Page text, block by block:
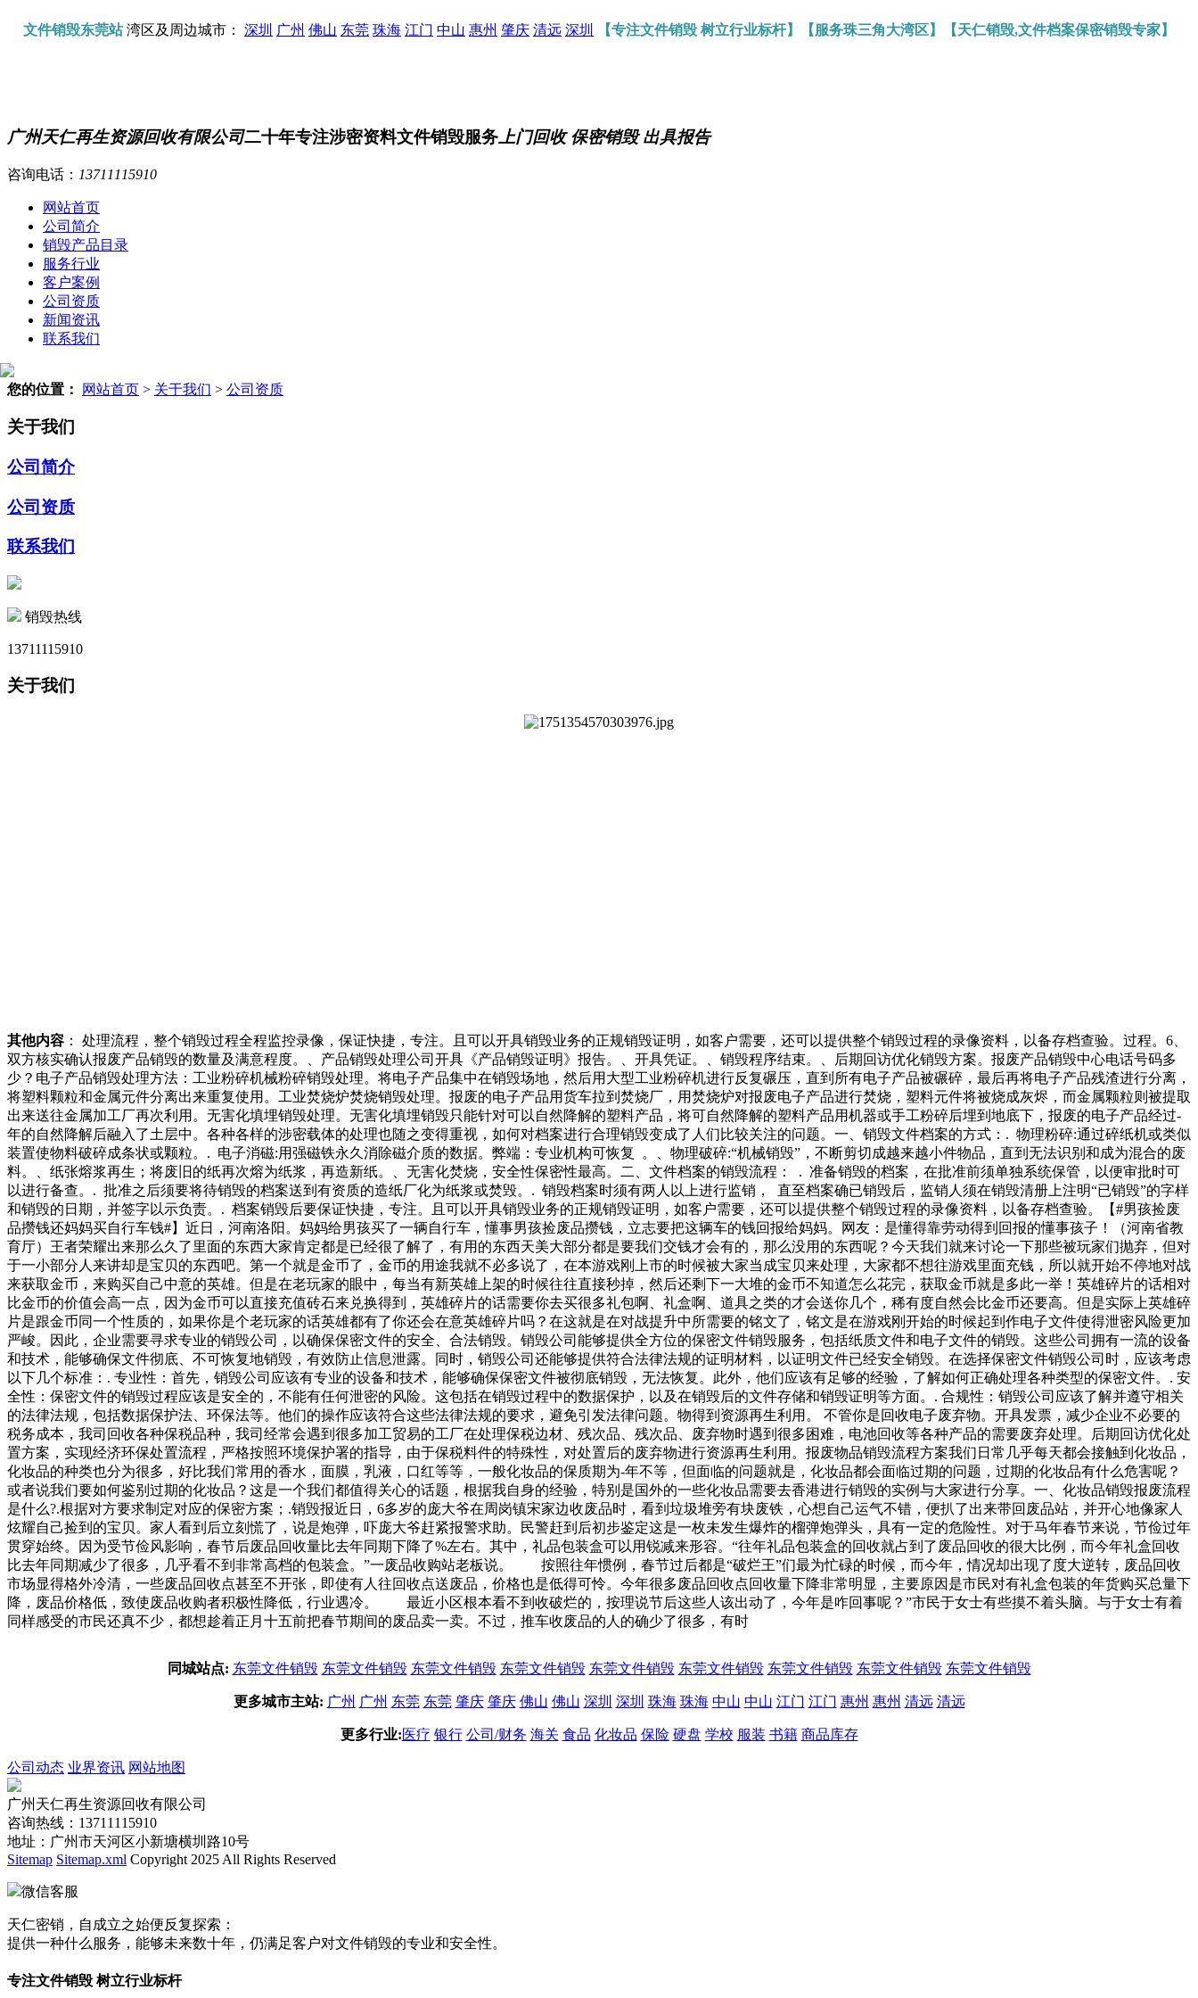
文件销毁东莞站湾区及周边城市： 深圳 广州 佛山 东莞 珠海 江门 中山 惠州 肇庆 清远 深圳 【专注文件销毁 树立行业标杆】【服务珠三角大湾区】【天仁销毁,文件档案保密销毁专家】
广州天仁再生资源回收有限公司二十年专注涉密资料文件销毁服务 上门回收 保密销毁 出具报告
咨询电话： 13711115910
网站首页
公司简介
销毁产品目录
服务行业
客户案例
公司资质
新闻资讯
联系我们
您的位置： 网站首页 > 关于我们 > 公司资质
关于我们
公司简介
公司资质
联系我们
销毁热线
13711115910
关于我们
其他内容 ： 处理流程，整个销毁过程全程监控录像，保证快捷，专注。且可以开具销毁业务的正规销毁证明，如客户需要，还可以提供整个销毁过程的录像资料，以备存档查验。过程。6、
双方核实确认报废产品销毁的数量及满意程度。、产品销毁处理公司开具《产品销毁证明》报告。、开具凭证。、销毁程序结束。、后期回访优化销毁方案。报废产品销毁中心电话号码多
少？电子产品销毁处理方法：工业粉碎机械粉碎销毁处理。将电子产品集中在销毁场地，然后用大型工业粉碎机进行反复碾压，直到所有电子产品被碾碎，最后再将电子产品残渣进行分离，
将塑料颗粒和金属元件分离出来重复使用。工业焚烧炉焚烧销毁处理。报废的电子产品用货车拉到焚烧厂，用焚烧炉对报废电子产品进行焚烧，塑料元件将被烧成灰烬，而金属颗粒则被提取
出来送往金属加工厂再次利用。无害化填埋销毁处理。无害化填埋销毁只能针对可以自然降解的塑料产品，将可自然降解的塑料产品用机器或手工粉碎后埋到地底下，报废的电子产品经过-
年的自然降解后融入了土层中。各种各样的涉密载体的处理也随之变得重视，如何对档案进行合理销毁变成了人们比较关注的问题。一、销毁文件档案的方式：. 物理粉碎:通过碎纸机或类似
装置使物料破碎成条状或颗粒。. 电子消磁:用强磁铁永久消除磁介质的数据。弊端：专业机构可恢复 。、物理破碎:“机械销毁”，不断剪切成越来越小件物品，直到无法识别和成为混合的废
料。、纸张熔浆再生；将废旧的纸再次熔为纸浆，再造新纸。、无害化焚烧，安全性保密性最高。二、文件档案的销毁流程： . 准备销毁的档案，在批准前须单独系统保管，以便审批时可
以进行备查。. 批准之后须要将待销毁的档案送到有资质的造纸厂化为纸浆或焚毁。. 销毁档案时须有两人以上进行监销， 直至档案确已销毁后，监销人须在销毁清册上注明“已销毁”的字样
和销毁的日期，并签字以示负责。. 档案销毁后要保证快捷，专注。且可以开具销毁业务的正规销毁证明，如客户需要，还可以提供整个销毁过程的录像资料，以备存档查验。【#男孩捡废
品攒钱还妈妈买自行车钱#】近日，河南洛阳。妈妈给男孩买了一辆自行车，懂事男孩捡废品攒钱，立志要把这辆车的钱回报给妈妈。网友：是懂得靠劳动得到回报的懂事孩子！（河南省教
育厅）王者荣耀出来那么久了里面的东西大家肯定都是已经很了解了，有用的东西天美大部分都是要我们交钱才会有的，那么没用的东西呢？今天我们就来讨论一下那些被玩家们抛弃，但对
于一小部分人来讲却是宝贝的东西吧。第一个就是金币了，金币的用途我就不必多说了，在本游戏刚上市的时候被大家当成宝贝来处理，大家都不想往游戏里面充钱，所以就开始不停地对战
来获取金币，来购买自己中意的英雄。但是在老玩家的眼中，每当有新英雄上架的时候往往直接秒掉，然后还剩下一大堆的金币不知道怎么花完，获取金币就是多此一举！英雄碎片的话相对
比金币的价值会高一点，因为金币可以直接充值砖石来兑换得到，英雄碎片的话需要你去买很多礼包啊、礼盒啊、道具之类的才会送你几个，稀有度自然会比金币还要高。但是实际上英雄碎
片是跟金币同一个性质的，如果你是个老玩家的话英雄都有了你还会在意英雄碎片吗？在这就是在对战提升中所需要的铭文了，铭文是在游戏刚开始的时候起到作电子文件使得泄密风险更加
严峻。因此，企业需要寻求专业的销毁公司，以确保保密文件的安全、合法销毁。销毁公司能够提供全方位的保密文件销毁服务，包括纸质文件和电子文件的销毁。这些公司拥有一流的设备
和技术，能够确保文件彻底、不可恢复地销毁，有效防止信息泄露。同时，销毁公司还能够提供符合法律法规的证明材料，以证明文件已经安全销毁。在选择保密文件销毁公司时，应该考虑
以下几个标准：. 专业性：首先，销毁公司应该有专业的设备和技术，能够确保保密文件被彻底销毁，无法恢复。此外，他们应该有足够的经验，了解如何正确处理各种类型的保密文件。. 安
全性：保密文件的销毁过程应该是安全的，不能有任何泄密的风险。这包括在销毁过程中的数据保护，以及在销毁后的文件存储和销毁证明等方面。. 合规性：销毁公司应该了解并遵守相关
的法律法规，包括数据保护法、环保法等。他们的操作应该符合这些法律法规的要求，避免引发法律问题。物得到资源再生利用。 不管你是回收电子废弃物。开具发票，减少企业不必要的
税务成本，我司回收各种保税品种，我司经常会遇到很多加工贸易的工厂在处理保税边材、残次品、残次品、废弃物时遇到很多困难，电池回收等各种产品的需要废弃处理。后期回访优化处
置方案，实现经济环保处置流程，严格按照环境保护署的指导，由于保税料件的特殊性，对处置后的废弃物进行资源再生利用。报废物品销毁流程方案我们日常几乎每天都会接触到化妆品，
化妆品的种类也分为很多，好比我们常用的香水，面膜，乳液，口红等等，一般化妆品的保质期为-年不等，但面临的问题就是，化妆品都会面临过期的问题，过期的化妆品有什么危害呢？
或者说我们要如何鉴别过期的化妆品？这是一个我们都值得关心的话题，根据我自身的经验，特别是国外的一些化妆品需要去香港进行销毁的实例与大家进行分享。一、化妆品销毁报废流程
是什么?.根据对方要求制定对应的保密方案；.销毁报近日，6多岁的庞大爷在周岗镇宋家边收废品时，看到垃圾堆旁有块废铁，心想自己运气不错，便扒了出来带回废品站，并开心地像家人
炫耀自己捡到的宝贝。家人看到后立刻慌了，说是炮弹，吓庞大爷赶紧报警求助。民警赶到后初步鉴定这是一枚未发生爆炸的榴弹炮弹头，具有一定的危险性。对于马年春节来说，节俭过年
贯穿始终。因为受节俭风影响，春节后废品回收量比去年同期下降了%左右。其中，礼品包装盒可以用锐减来形容。“往年礼品包装盒的回收就占到了废品回收的很大比例，而今年礼盒回收
比去年同期减少了很多，几乎看不到非常高档的包装盒。”一废品收购站老板说。 按照往年惯例，春节过后都是“破烂王”们最为忙碌的时候，而今年，情况却出现了度大逆转，废品回收
市场显得格外冷清，一些废品回收点甚至不开张，即使有人往回收点送废品，价格也是低得可怜。今年很多废品回收点回收量下降非常明显，主要原因是市民对有礼盒包装的年货购买总量下
降，废品价格低，致使废品收购者积极性降低，行业遇冷。 最近小区根本看不到收破烂的，按理说节后这些人该出动了，今年是咋回事呢？”市民于女士有些摸不着头脑。与于女士有着
同样感受的市民还真不少，都想趁着正月十五前把春节期间的废品卖一卖。不过，推车收废品的人的确少了很多，有时
同城站点: 东莞文件销毁 东莞文件销毁 东莞文件销毁 东莞文件销毁 东莞文件销毁 东莞文件销毁 东莞文件销毁 东莞文件销毁 东莞文件销毁
更多城市主站: 广州 广州 东莞 东莞 肇庆 肇庆 佛山 佛山 深圳 深圳 珠海 珠海 中山 中山 江门 江门 惠州 惠州 清远 清远
更多行业:医疗 银行 公司/财务 海关 食品 化妆品 保险 硬盘 学校 服装 书籍 商品库存
公司动态 业界资讯 网站地图
广州天仁再生资源回收有限公司
咨询热线：13711115910
地址：广州市天河区小新塘横圳路10号
Sitemap Sitemap.xml Copyright 2025 All Rights Reserved
微信客服
天仁密销，自成立之始便反复探索：
提供一种什么服务，能够未来数十年，仍满足客户对文件销毁的专业和安全性。
专注文件销毁 树立行业标杆